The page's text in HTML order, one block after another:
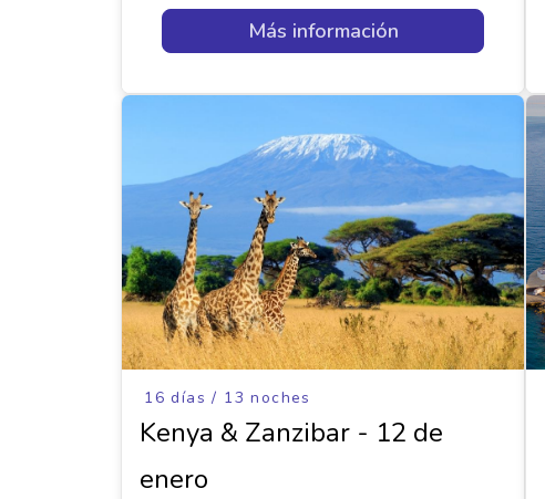
Más información
16 días / 13 noches
Kenya & Zanzibar - 12 de
enero